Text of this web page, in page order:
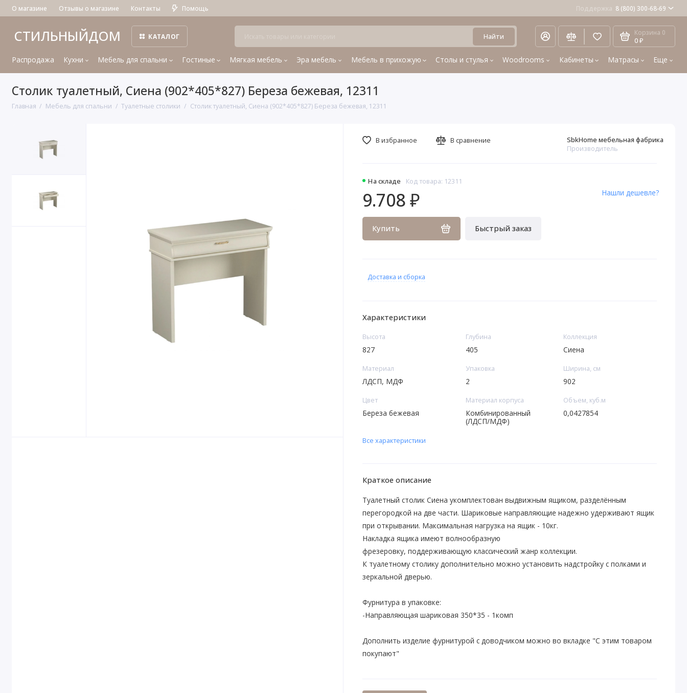
О магазине Отзывы о магазине Контакты Помощь Поддержка 8 (800) 300-68-69
СТИЛЬНЫЙДОМ КАТАЛОГ Найти Корзина 0
0 ₽
Распродажа Кухни Мебель для спальни Гостиные Мягкая мебель Эра мебель Мебель в прихожую Столы и стулья Woodrooms Кабинеты Матрасы Еще
Столик туалетный, Сиена (902*405*827) Береза бежевая, 12311
Главная Мебель для спальни Туалетные столики Столик туалетный, Сиена (902*405*827) Береза бежевая, 12311
На складе Код товара: 12311
SbkHome мебельная фабрика
Производитель
9.708 ₽
Купить Быстрый заказ
Нашли дешевле?
В избранное В сравнение
Доставка и сборка
Характеристики
Высота
827
Глубина
405
Коллекция
Сиена
Материал
ЛДСП, МДФ
Упаковка
2
Ширина, см
902
Цвет
Береза бежевая
Материал корпуса
Комбинированный
(ЛДСП/МДФ)
Объем, куб.м
0,0427854
Все характеристики
Краткое описание
Туалетный столик Сиена укомплектован выдвижным ящиком, разделённым
перегородкой на две части. Шариковые направляющие надежно удерживают ящик
при открывании. Максимальная нагрузка на ящик - 10кг.
Накладка ящика имеют волнообразную
фрезеровку, поддерживающую классический жанр коллекции.
К туалетному столику дополнительно можно установить надстройку с полками и
зеркальной дверью.
Фурнитура в упаковке:
-Направляющая шариковая 350*35 - 1комп
Дополнить изделие фурнитурой с доводчиком можно во вкладке "С этим товаром
покупают"